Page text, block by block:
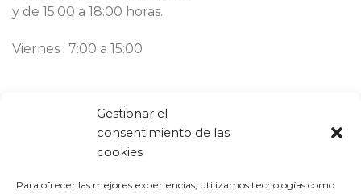
Gestionar el
consentimiento de las
cookies
Para ofrecer las mejores experiencias, utilizamos tecnologías como
y de 15:00 a 18:00 horas.
Viernes : 7:00 a 15:00
Llámanos ahora:93 777 82 58
bargues@mbargues.com